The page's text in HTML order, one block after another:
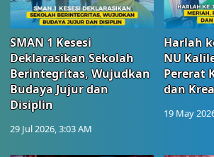
SMAN 1 Kesesi
Deklarasikan Sekolah
Berintegritas, Wujudkan
Budaya Jujur dan
Disiplin
29 Jul 2026, 3:03 AM
Harlah
NU
Pererat
dan
19 May